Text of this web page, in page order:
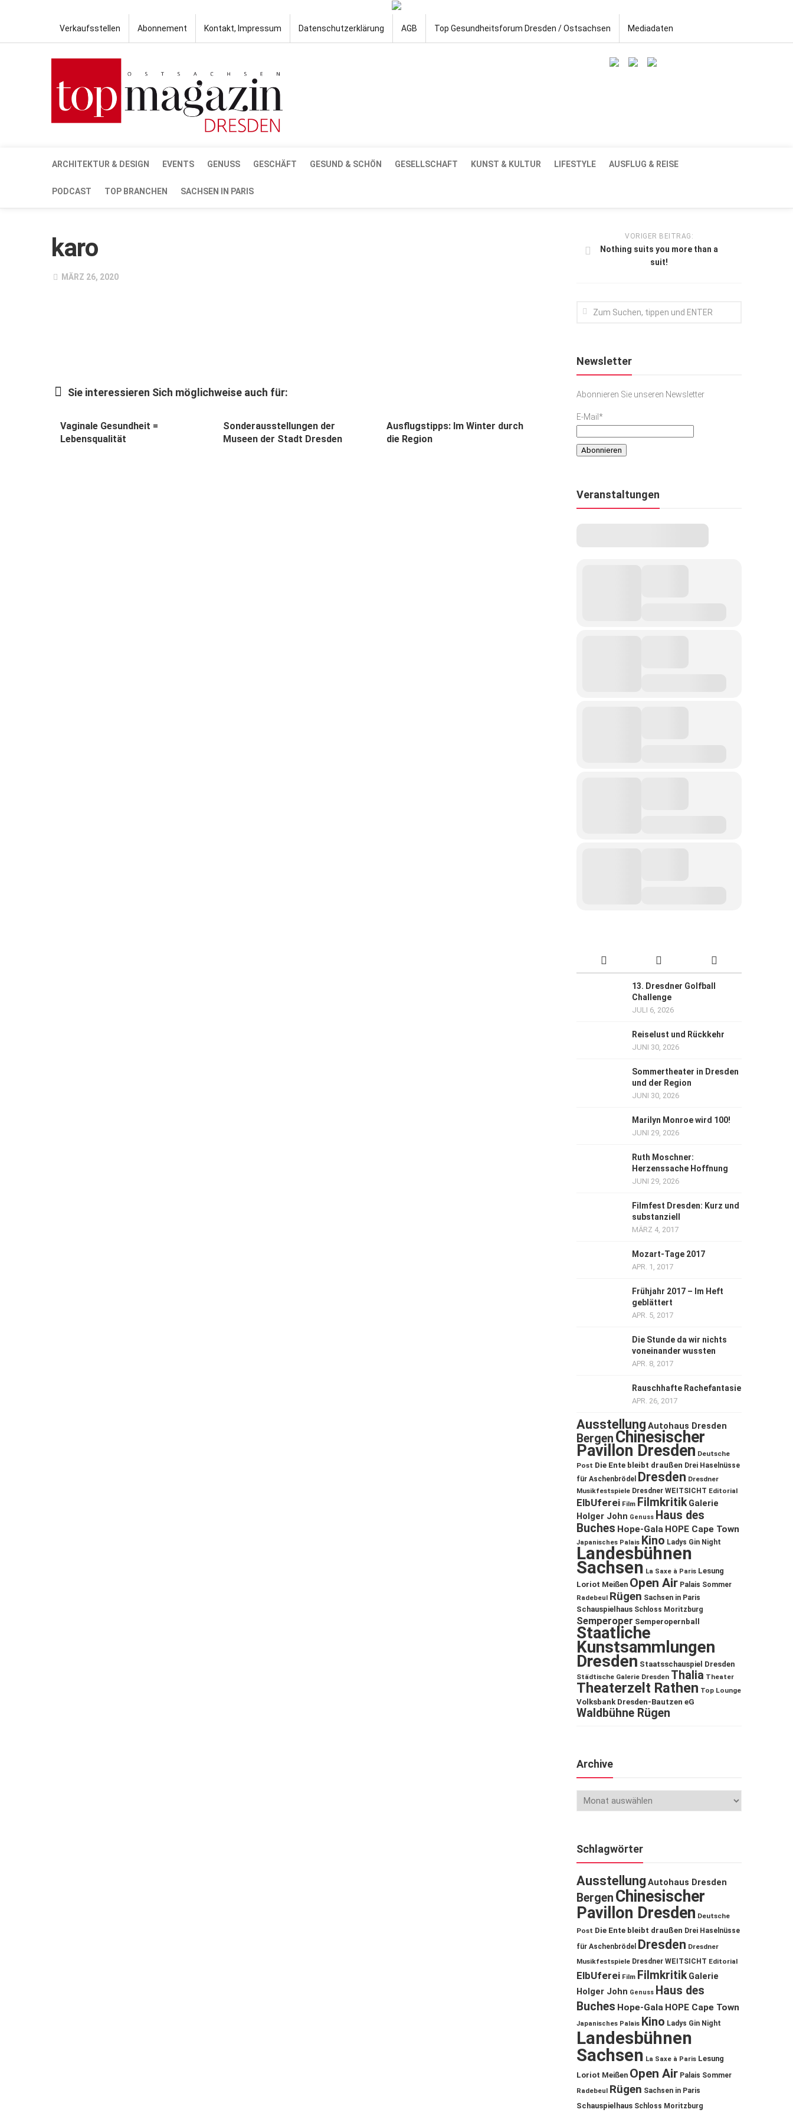
Verkaufsstellen Abonnement Kontakt, Impressum Datenschutzerklärung AGB Top Gesundheitsforum Dresden / Ostsachsen Mediadaten
ARCHITEKTUR & DESIGN EVENTS GENUSS GESCHÄFT GESUND & SCHÖN GESELLSCHAFT KUNST & KULTUR LIFESTYLE AUSFLUG & REISE
PODCAST TOP BRANCHEN SACHSEN IN PARIS
karo
MÄRZ 26, 2020
Sie interessieren Sich möglichweise auch für:
Vaginale Gesundheit =
Lebensqualität
Sonderausstellungen der
Museen der Stadt Dresden
Ausflugstipps: Im Winter durch
die Region
VORIGER BEITRAG:
Nothing suits you more than a
suit!
Newsletter
Abonnieren Sie unseren Newsletter
E-Mail*
Veranstaltungen
13. Dresdner Golfball
Challenge
JULI 6, 2026
Reiselust und Rückkehr
JUNI 30, 2026
Sommertheater in Dresden
und der Region
JUNI 30, 2026
Marilyn Monroe wird 100!
JUNI 29, 2026
Ruth Moschner:
Herzenssache Hoffnung
JUNI 29, 2026
Filmfest Dresden: Kurz und
substanziell
MÄRZ 4, 2017
Mozart-Tage 2017
APR. 1, 2017
Frühjahr 2017 – Im Heft
geblättert
APR. 5, 2017
Die Stunde da wir nichts
voneinander wussten
APR. 8, 2017
Rauschhafte Rachefantasie
APR. 26, 2017
Ausstellung Autohaus Dresden
Bergen Chinesischer
Pavillon Dresden Deutsche
Post Die Ente bleibt draußen Drei Haselnüsse
für Aschenbrödel
Dresden Dresdner
Musikfestspiele Dresdner WEITSICHT Editorial
ElbUferei Film Filmkritik Galerie
Holger John Genuss Haus des
Buches Hope-Gala HOPE Cape Town
Japanisches Palais Kino Ladys Gin Night
Landesbühnen
Sachsen La Saxe à Paris Lesung
Loriot Meißen Open Air Palais Sommer
Radebeul Rügen Sachsen in Paris
Schauspielhaus Schloss Moritzburg
Semperoper Semperopernball
Staatliche
Kunstsammlungen
Dresden Staatsschauspiel Dresden
Städtische Galerie Dresden Thalia Theater
Theaterzelt Rathen Top Lounge
Volksbank Dresden-Bautzen eG
Waldbühne Rügen
Archive
Schlagwörter
Ausstellung Autohaus Dresden
Bergen Chinesischer
Pavillon Dresden Deutsche
Post Die Ente bleibt draußen Drei Haselnüsse
für Aschenbrödel
Dresden Dresdner
Musikfestspiele Dresdner WEITSICHT Editorial
ElbUferei Film Filmkritik Galerie
Holger John Genuss Haus des
Buches Hope-Gala HOPE Cape Town
Japanisches Palais Kino Ladys Gin Night
Landesbühnen
Sachsen La Saxe à Paris Lesung
Loriot Meißen Open Air Palais Sommer
Radebeul Rügen Sachsen in Paris
Schauspielhaus Schloss Moritzburg